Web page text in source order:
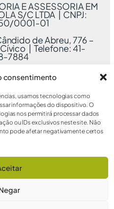
consentimento
usamos tecnologias como
informações do dispositivo. O
nos permitirá processar dados
ou IDs exclusivos neste site. Não
pode afetar negativamente certos
E ASSESSORIA EM
S/C LTDA | CNPJ:
0001-01
de Abreu, 776 –
| Telefone: 41-
7884